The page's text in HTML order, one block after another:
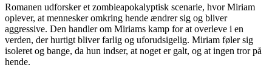
Romanen udforsker et zombieapokalyptisk scenarie, hvor Miriam
oplever, at mennesker omkring hende ændrer sig og bliver
aggressive. Den handler om Miriams kamp for at overleve i en
verden, der hurtigt bliver farlig og uforudsigelig. Miriam føler sig
isoleret og bange, da hun indser, at noget er galt, og at ingen tror på
hende.